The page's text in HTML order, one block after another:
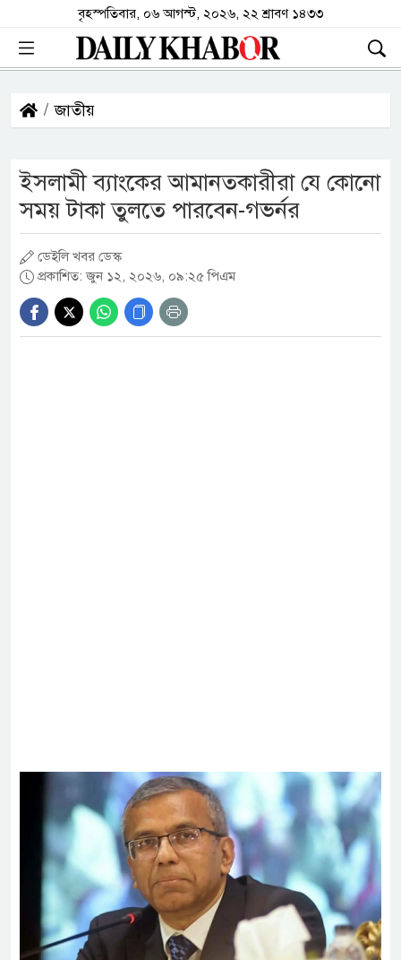
বৃহস্পতিবার, ০৬ আগস্ট, ২০২৬, ২২ শ্রাবণ ১৪৩৩
জাতীয়
ইসলামী ব্যাংকের আমানতকারীরা যে কোনো
সময় টাকা তুলতে পারবেন-গভর্নর
ডেইলি খবর ডেস্ক
প্রকাশিত: জুন ১২, ২০২৬, ০৯:২৫ পিএম